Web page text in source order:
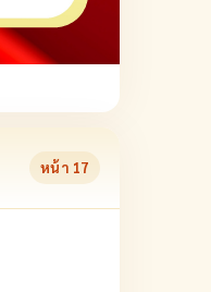
หน้า 17